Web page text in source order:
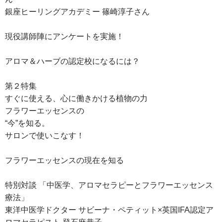
銀座ヒーリングアカデミー 篠崎淳子さん
現役講師陣にアンケートを実施！
アロマ＆ハーブの認定校になるには？
第２特集
すぐに使える、心に働きかける植物の力
フラワーエッセンスの
“今”を知る。
サロンで使いこなす！
フラワーエッセンスの現在を知る
特別対談 「中医学、アロマセラピーとフラワーエッセンス
療法」
東洋中医学ドクター サビーナ・ペティット×英国IFA認定ア